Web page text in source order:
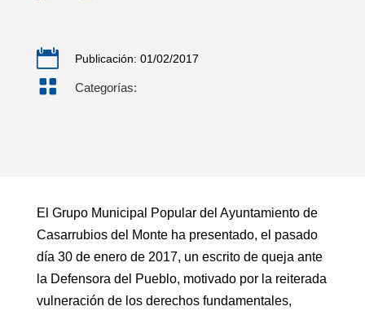
 Publicación: 01/02/2017
 Categorías:
El Grupo Municipal Popular del Ayuntamiento de
Casarrubios del Monte ha presentado, el pasado
día 30 de enero de 2017, un escrito de queja ante
la Defensora del Pueblo, motivado por la reiterada
vulneración de los derechos fundamentales,